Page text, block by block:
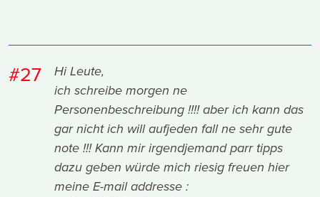
#27
Hi Leute,
ich schreibe morgen ne
Personenbeschreibung !!!! aber ich kann das
gar nicht ich will aufjeden fall ne sehr gute
note !!! Kann mir irgendjemand parr tipps
dazu geben würde mich riesig freuen hier
meine E-mail addresse :